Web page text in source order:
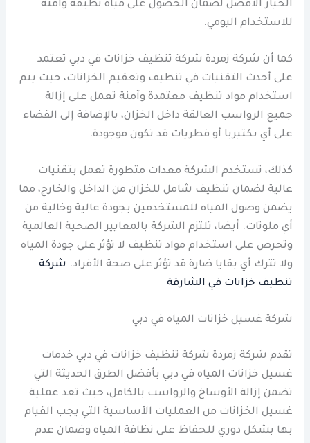
الخيار الأفضل لضمان الحصول على مياه نظيفة وآمنة
للاستخدام اليومي.
كما أن شركة زمردة شركة تنظيف خزانات في دبي تعتمد
على أحدث التقنيات في تنظيف وتعقيم الخزانات، حيث يتم
استخدام مواد تنظيف معتمدة وآمنة تعمل على إزالة
جميع الرواسب العالقة داخل الخزان، بالإضافة إلى القضاء
على أي بكتيريا أو فطريات قد تكون موجودة.
كذلك، تستخدم الشركة معدات متطورة تعمل بتقنيات
عالية لضمان تنظيف شامل للخزان من الداخل والخارج، مما
يضمن وصول المياه للمستخدمين بجودة عالية وخالية من
أي ملوثات. أيضا، تلتزم الشركة بالمعايير الصحية العالمية
وتحرص على استخدام مواد تنظيف لا تؤثر على جودة المياه
ولا تترك أي بقايا ضارة قد تؤثر على صحة الأفراد. شركة
تنظيف خزانات في الشارقة
شركة غسيل خزانات المياه في دبي
تقدم شركة زمردة شركة تنظيف خزانات في دبي خدمات
غسيل خزانات المياه في دبي بأفضل الطرق الحديثة التي
تضمن إزالة الأوساخ والرواسب بالكامل، حيث تعد عملية
غسيل الخزانات من العمليات الأساسية التي يجب القيام
بها بشكل دوري للحفاظ على نظافة المياه وضمان عدم